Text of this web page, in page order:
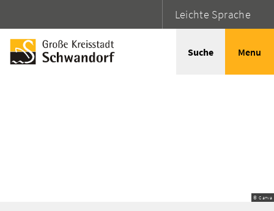
Leichte Sprache
Suche Menu
© Canva